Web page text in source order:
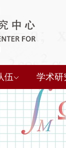
伍 学术研